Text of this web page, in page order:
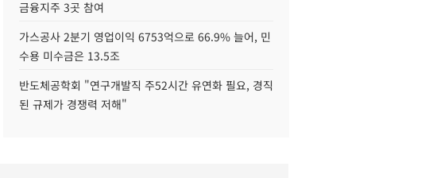
금융지주 3곳 참여
가스공사 2분기 영업이익 6753억으로 66.9% 늘어, 민
수용 미수금은 13.5조
반도체공학회 "연구개발직 주52시간 유연화 필요, 경직
된 규제가 경쟁력 저해"